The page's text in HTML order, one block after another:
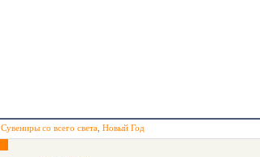
Сувениры со всего света Новый Год